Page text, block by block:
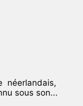
néerlandais,
sous son...